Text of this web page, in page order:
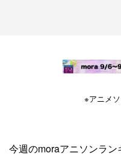
※アニメ
今週のmoraアニソンラ